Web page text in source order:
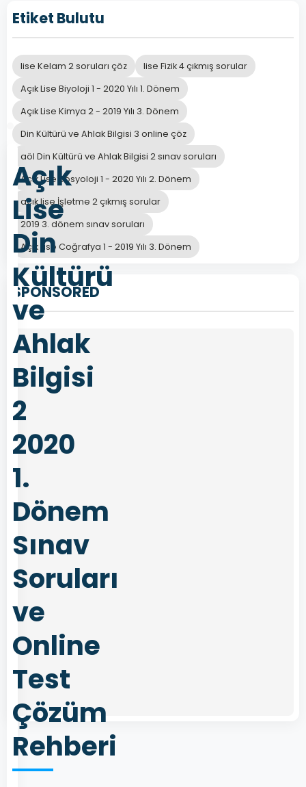
yapılar
Sonraki
Açık
Lise
Din
Kültürü
ve
Ahlak
Bilgisi
2
2020
1.
Dönem
Sınav
Soruları
ve
Online
Test
Çözüm
Rehberi
Etiket Bulutu
lise Kelam 2 soruları çöz
lise Fizik 4 çıkmış sorular
Açık Lise Biyoloji 1 - 2020 Yılı 1. Dönem
Açık Lise Kimya 2 - 2019 Yılı 3. Dönem
Din Kültürü ve Ahlak Bilgisi 3 online çöz
aöl Din Kültürü ve Ahlak Bilgisi 2 sınav soruları
Açık Lise Sosyoloji 1 - 2020 Yılı 2. Dönem
açık lise İşletme 2 çıkmış sorular
2019 3. dönem sınav soruları
Açık Lise Coğrafya 1 - 2019 Yılı 3. Dönem
SPONSORED